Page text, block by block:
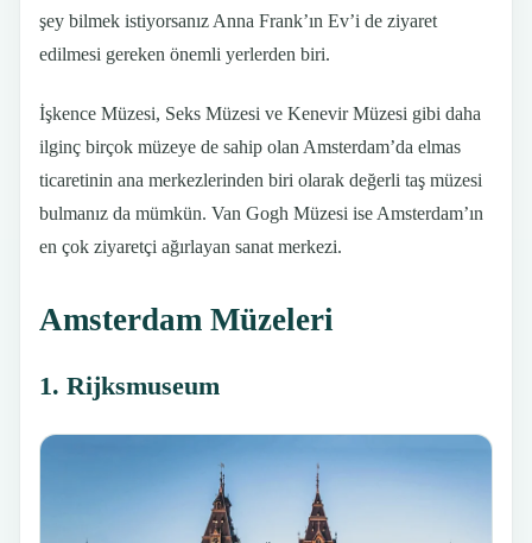
şey bilmek istiyorsanız Anna Frank’ın Ev’i de ziyaret
edilmesi gereken önemli yerlerden biri.
İşkence Müzesi, Seks Müzesi ve Kenevir Müzesi gibi daha
ilginç birçok müzeye de sahip olan Amsterdam’da elmas
ticaretinin ana merkezlerinden biri olarak değerli taş müzesi
bulmanız da mümkün. Van Gogh Müzesi ise Amsterdam’ın
en çok ziyaretçi ağırlayan sanat merkezi.
Amsterdam Müzeleri
1. Rijksmuseum